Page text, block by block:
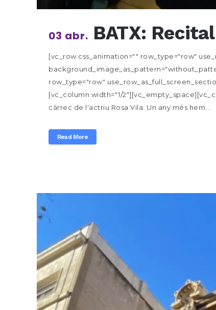
03 abr. BATX:
[vc_row css_animation="" row_type="row"
row_type="row"
[vc_column width="1/
càrrec de l'actriu Rosa Vila. Un any més hem...
Read More